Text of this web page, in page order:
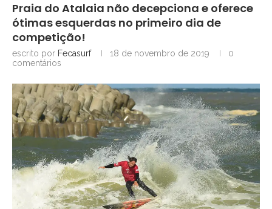
Praia do Atalaia não decepciona e oferece
ótimas esquerdas no primeiro dia de
competição!
escrito por Fecasurf 18 de novembro de 2019
0
comentários